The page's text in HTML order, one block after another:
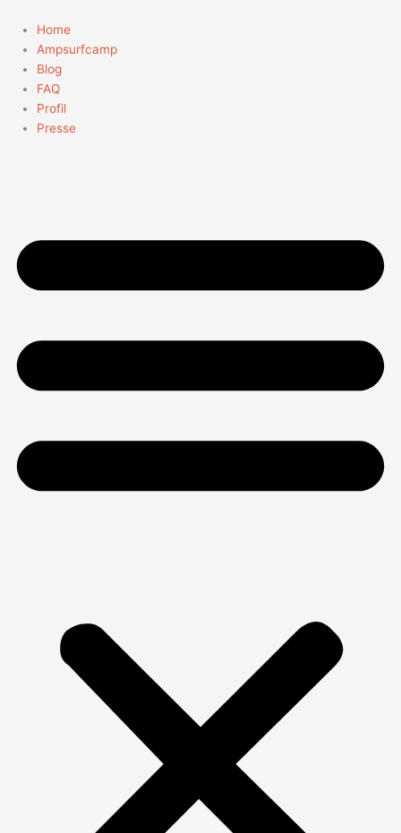
Inhalt
springen
Home
Ampsurfcamp
Blog
FAQ
Profil
Presse